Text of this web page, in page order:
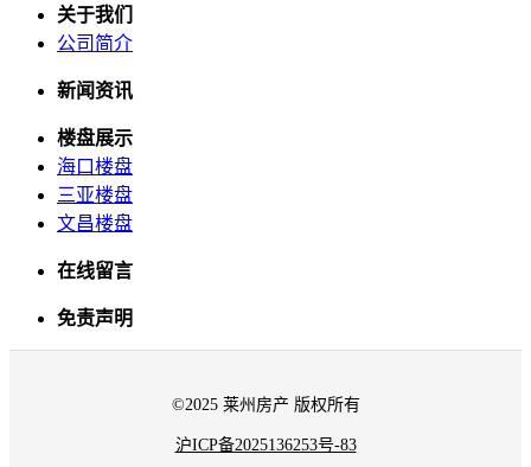
关于我们
公司简介
新闻资讯
楼盘展示
海口楼盘
三亚楼盘
文昌楼盘
在线留言
免责声明
©2025 莱州房产 版权所有
沪ICP备2025136253号-83